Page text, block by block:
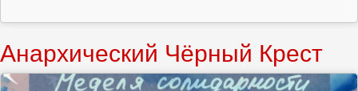
Анархический Чёрный Крест